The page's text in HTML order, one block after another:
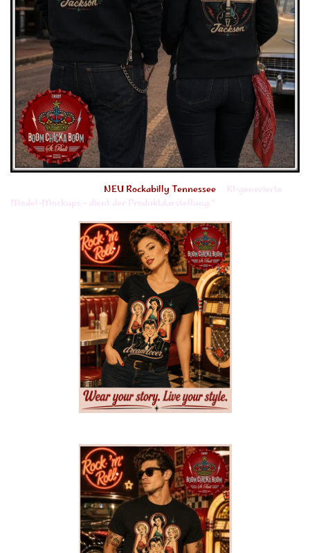
NEU Rockabilly Tennessee KI-generierte
Model-Mockups – dient der Produktdarstellung.“